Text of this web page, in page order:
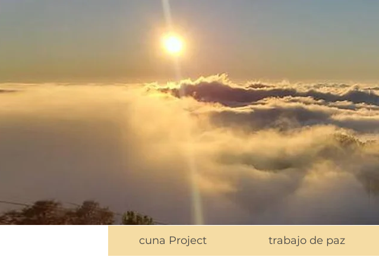
cuna Project trabajo de paz